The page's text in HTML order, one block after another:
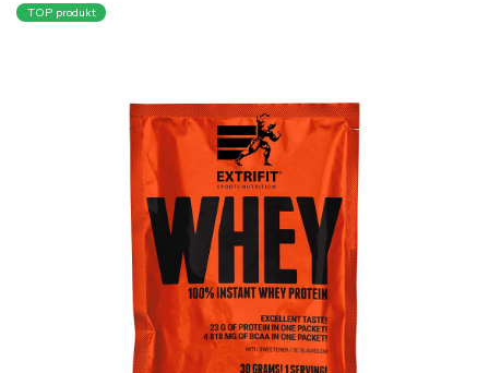
TOP produkt